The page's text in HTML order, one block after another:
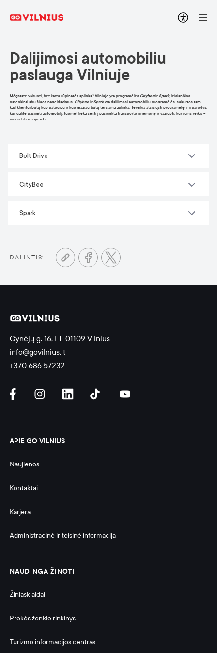
Dalijimosi automobiliu
paslauga Vilniuje
Mėgstate vairuoti, bet kartu rūpinatės aplinka? Vilniuje yra programėlės Citybee ir Spark, leisiančios
patenkinti abu šiuos pageidavimus. Citybee ir Sparkyra dalijimosi automobiliu programėlės, sukurtos tam,
kad klientui būtų kuo patogiau ir kuo mažiau būtų teršiama aplinka. Tereikia atsisiųsti programėlę ir ji parodys,
kur galite pasiimti automobilį, tuomet lieka sėsti į pasirinktą transporto priemonę ir važiuoti, kur jums reikia –
viskas labai paprasta.
Bolt Drive
CityBee
Spark
DALINTIS:
Gynėjų g. 16, LT-01109 Vilnius
info@govilnius.lt
+370 686 57232
APIE GO VILNIUS
Naujienos
Kontaktai
Karjera
Administracinė ir teisinė informacija
NAUDINGA ŽINOTI
Žiniasklaidai
Prekės ženklo rinkinys
Turizmo informacijos centras